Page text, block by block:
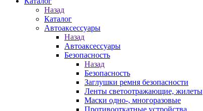
Назад
Каталог
Автоаксессуары
Назад
Автоаксессуары
Безопасность
Назад
Безопасность
Заглушки ремня безопасности
Ленты светоотражающие, жилеты
Маски одно-, многоразовые
Противооткатные устройства